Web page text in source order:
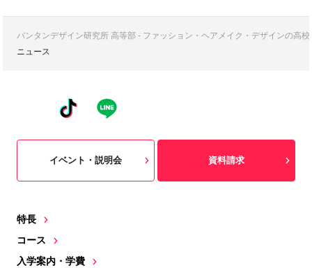
バンタンデザイン研究所 高等部 - ファッション・ヘアメイク・デザインの高
ニュース
特長
コース
入学案内・学費
イベント・説明会 資料請求